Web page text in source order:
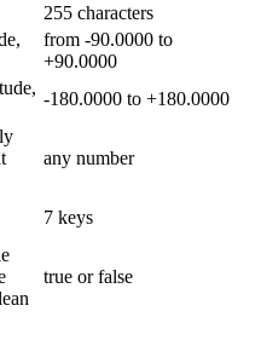
255 characters
from -90.0000 to
+90.0000
-180.0000 to +180.0000
any number
7 keys
true or false